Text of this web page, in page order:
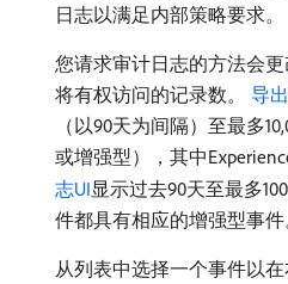
日志以满足内部策略要求。
您请求审计日志的方法会
将有权访问的记录数。 导
（以90天为间隔）至最多
或增强型），其中
志UI显示过去90天至最多
件都具有相应的增强型事件
从列表中选择一个事件以